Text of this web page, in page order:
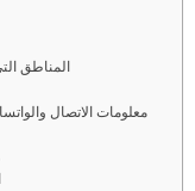
المناطق
معلومات الاتصال